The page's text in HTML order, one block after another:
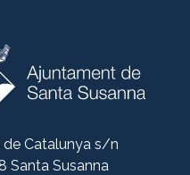
de Catalunya s/n
Santa Susanna